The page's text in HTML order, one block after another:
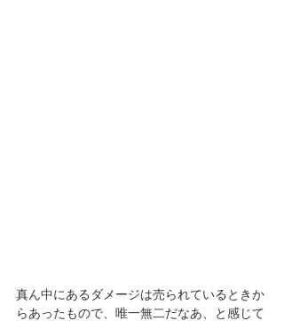
真ん中にあるダメージは売られているときか
らあったもので、唯一無二だなあ、と感じて